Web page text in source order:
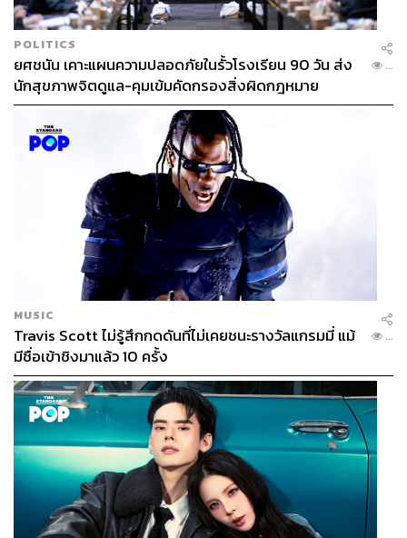
POLITICS
ยศชนัน เคาะแผนความปลอดภัยในรั้วโรงเรียน 90 วัน ส่ง
นักสุขภาพจิตดูแล-คุมเข้มคัดกรองสิ่งผิดกฎหมาย
...
MUSIC
Travis Scott ไม่รู้สึกกดดันที่ไม่เคยชนะรางวัลแกรมมี่ แม้
มีชื่อเข้าชิงมาแล้ว 10 ครั้ง
...